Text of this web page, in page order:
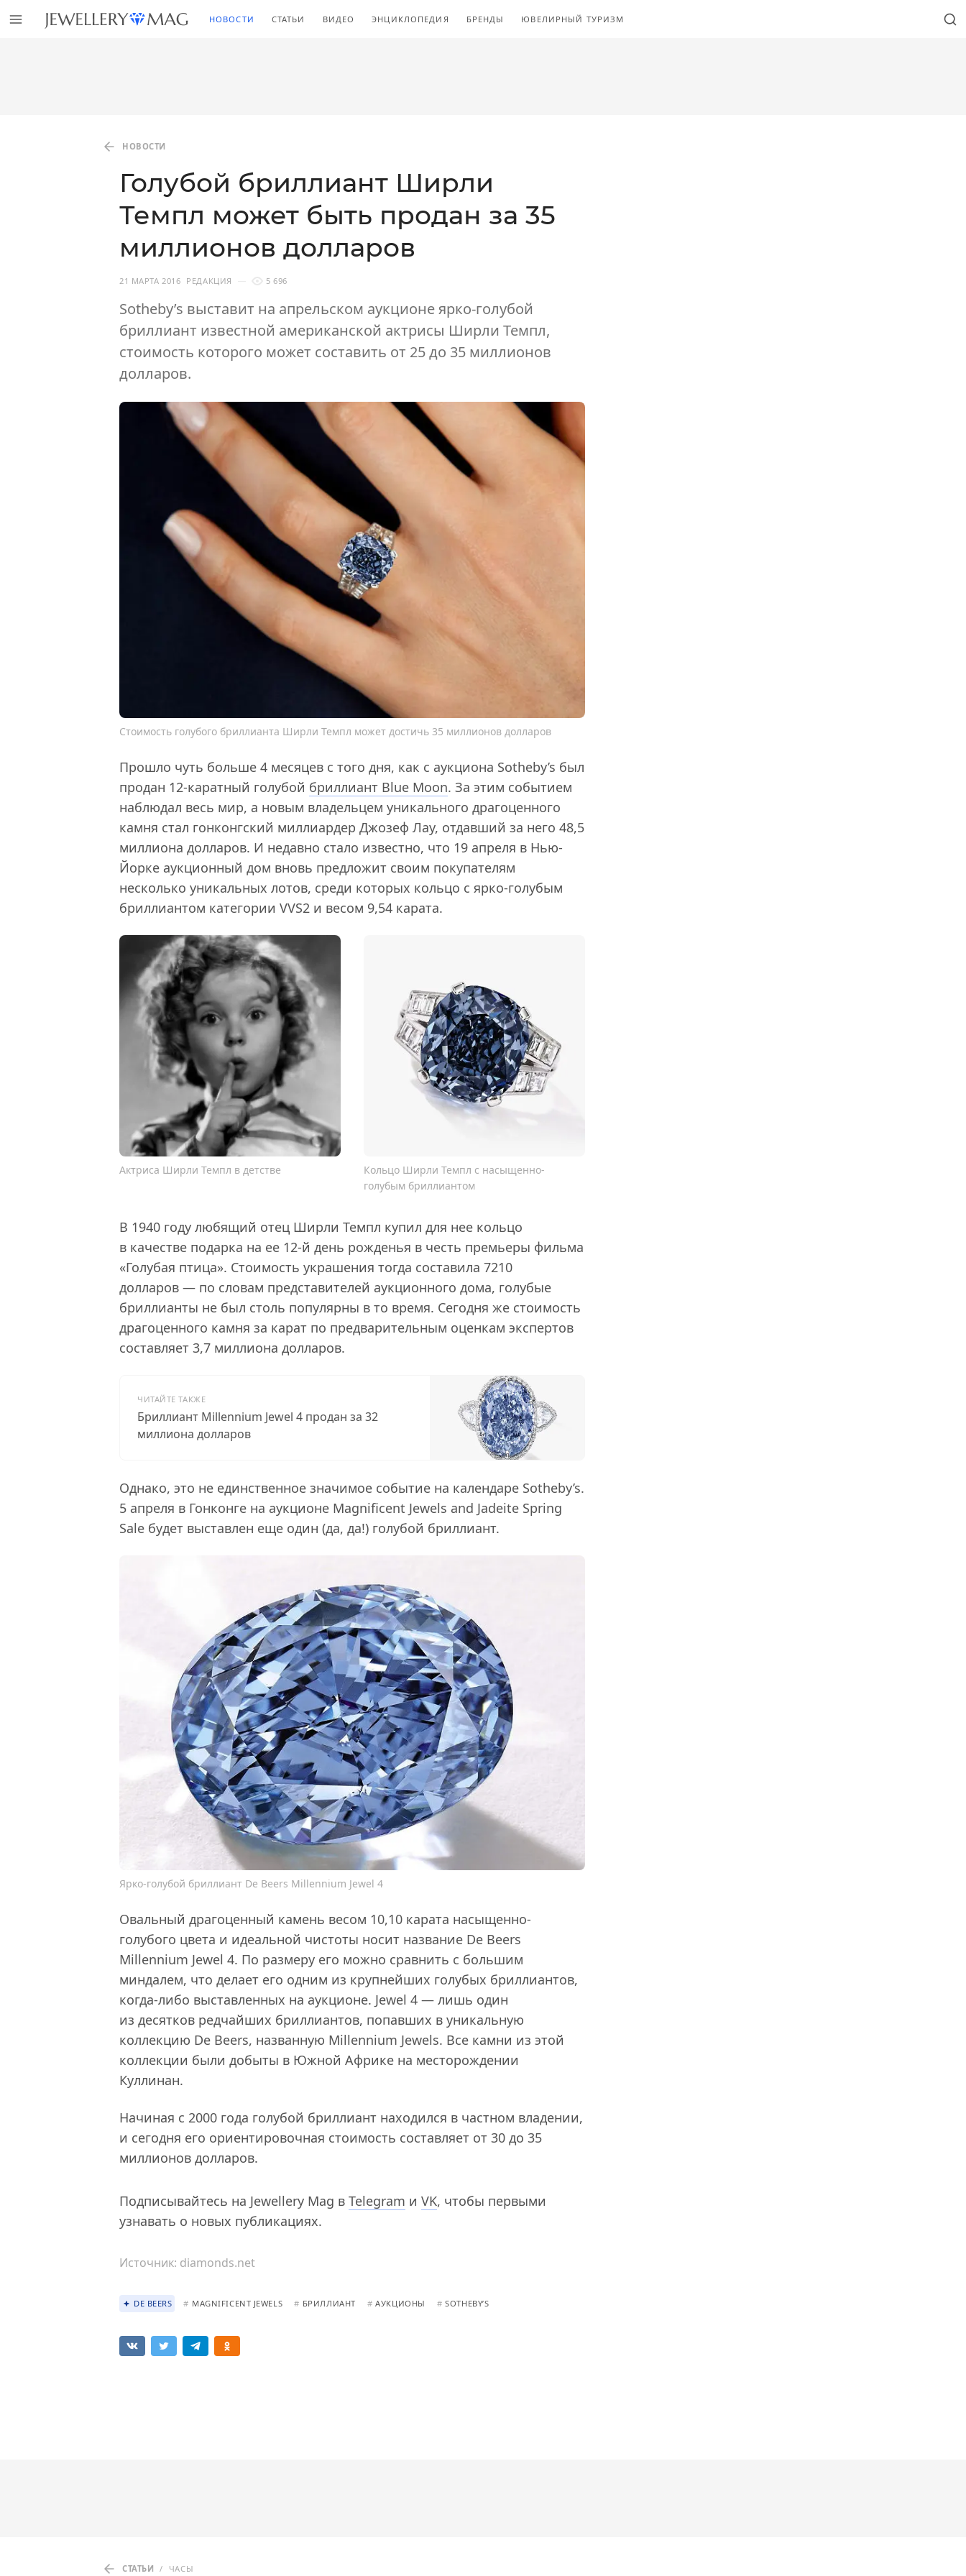
НОВОСТИ СТАТЬИ ВИДЕО ЭНЦИКЛОПЕДИЯ БРЕНДЫ ЮВЕЛИРНЫЙ ТУРИЗМ
НОВОСТИ
Голубой бриллиант Ширли
Темпл может быть продан за 35
миллионов долларов
21 МАРТА 2016 РЕДАКЦИЯ 5 696
Sotheby’s выставит на апрельском аукционе ярко-голубой
бриллиант известной американской актрисы Ширли Темпл,
стоимость которого может составить от 25 до 35 миллионов
долларов.
Стоимость голубого бриллианта Ширли Темпл может достичь 35 миллионов долларов
Прошло чуть больше 4 месяцев с того дня, как с аукциона Sotheby’s был
продан 12-каратный голубой бриллиант Blue Moon. За этим событием
наблюдал весь мир, а новым владельцем уникального драгоценного
камня стал гонконгский миллиардер Джозеф Лау, отдавший за него 48,5
миллиона долларов. И недавно стало известно, что 19 апреля в Нью-
Йорке аукционный дом вновь предложит своим покупателям
несколько уникальных лотов, среди которых кольцо с ярко-голубым
бриллиантом категории VVS2 и весом 9,54 карата.
Актриса Ширли Темпл в детстве
Кольцо Ширли Темпл с насыщенно-
голубым бриллиантом
В 1940 году любящий отец Ширли Темпл купил для нее кольцо
в качестве подарка на ее 12-й день рожденья в честь премьеры фильма
«Голубая птица». Стоимость украшения тогда составила 7210
долларов — по словам представителей аукционного дома, голубые
бриллианты не был столь популярны в то время. Сегодня же стоимость
драгоценного камня за карат по предварительным оценкам экспертов
составляет 3,7 миллиона долларов.
ЧИТАЙТЕ ТАКЖЕ
Бриллиант Millennium Jewel 4 продан за 32
миллиона долларов
Однако, это не единственное значимое событие на календаре Sotheby’s.
5 апреля в Гонконге на аукционе Magnificent Jewels and Jadeite Spring
Sale будет выставлен еще один (да, да!) голубой бриллиант.
Ярко-голубой бриллиант De Beers Millennium Jewel 4
Овальный драгоценный камень весом 10,10 карата насыщенно-
голубого цвета и идеальной чистоты носит название De Beers
Millennium Jewel 4. По размеру его можно сравнить с большим
миндалем, что делает его одним из крупнейших голубых бриллиантов,
когда-либо выставленных на аукционе. Jewel 4 — лишь один
из десятков редчайших бриллиантов, попавших в уникальную
коллекцию De Beers, названную Millennium Jewels. Все камни из этой
коллекции были добыты в Южной Африке на месторождении
Куллинан.
Начиная с 2000 года голубой бриллиант находился в частном владении,
и сегодня его ориентировочная стоимость составляет от 30 до 35
миллионов долларов.
Подписывайтесь на Jewellery Mag в Telegram и VK, чтобы первыми
узнавать о новых публикациях.
Источник: diamonds.net
DE BEERS # MAGNIFICENT JEWELS # БРИЛЛИАНТ # АУКЦИОНЫ # SOTHEBY’S
СТАТЬИ / ЧАСЫ